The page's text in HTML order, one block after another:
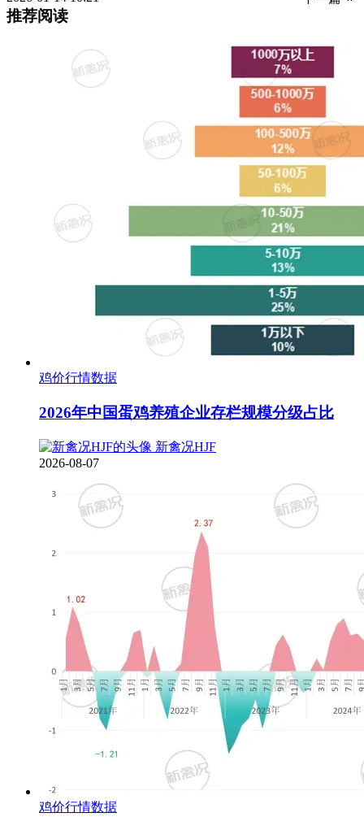
推荐阅读
鸡价行情数据
2026年中国蛋鸡养殖企业存栏规模分级占比
新禽况HJF
2026-08-07
鸡价行情数据